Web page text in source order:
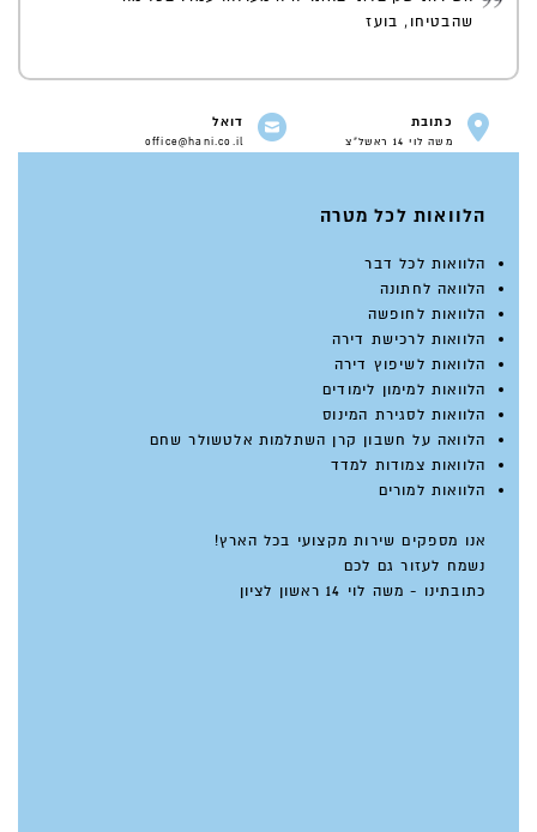
שהבטיחו, בועז
כתובת
משה לוי 14 ראשל"צ
דואל
office@hani.co.il
הלוואות לכל מטרה
הלוואות לכל דבר
הלוואה לחתונה
הלוואות לחופשה
הלוואות לרכישת דירה
הלוואות לשיפוץ דירה
הלוואות למימון לימודים
הלוואות לסגירת המינוס
הלוואה על חשבון קרן השתלמות אלטשולר שחם
הלוואות צמודות למדד
הלוואות למורים
אנו מספקים שירות מקצועי בכל הארץ!
נשמח לעזור גם לכם
כתובתינו - משה לוי 14 ראשון לציון